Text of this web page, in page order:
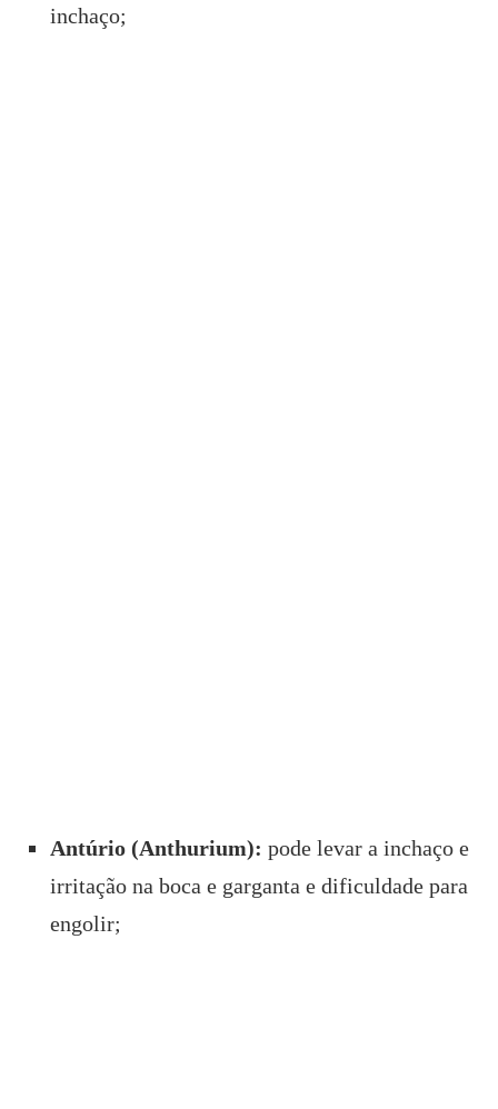
inchaço;
Antúrio (Anthurium): pode levar a inchaço e
irritação na boca e garganta e dificuldade para
engolir;